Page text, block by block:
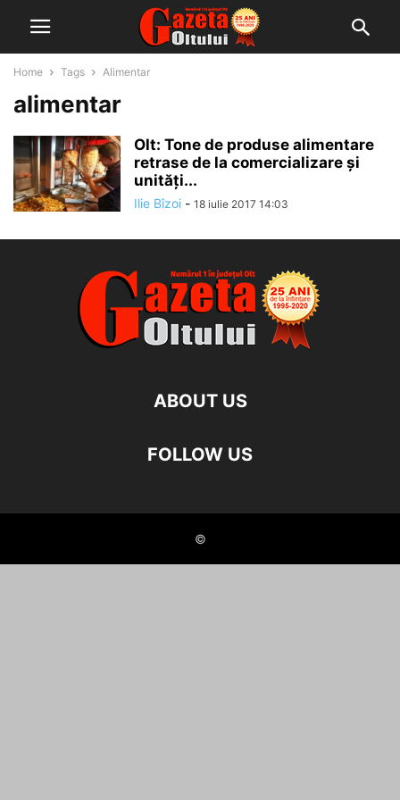
Home Tags Alimentar
alimentar
Olt: Tone de produse alimentare
retrase de la comercializare şi
unităţi...
Ilie Bîzoi - 18 iulie 2017 14:03
ABOUT US
FOLLOW US
©